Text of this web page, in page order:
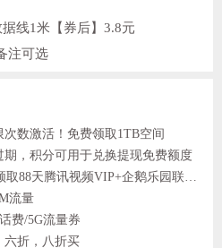
线1米【券后】3.8元
注可选
数激活！免费领取1TB空间
期，积分可用于兑换提现免费额度
流量
费/5G流量券
六折，八折买